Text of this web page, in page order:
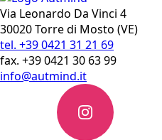
Via Leonardo Da Vinci 4
30020 Torre di Mosto (VE)
tel. +39 0421 31 21 69
fax. +39 0421 30 63 99
info@autmind.it